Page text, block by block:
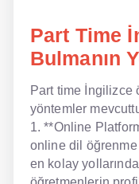
Part Time
Bulmanın
Part time İngilizce
yöntemler
1. **Online
online dil öğrenme
en kolay